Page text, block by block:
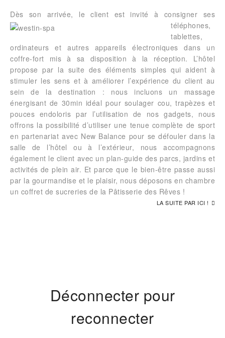
Dès son arrivée, le client est invité à consigner ses
téléphones,
tablettes,
ordinateurs et autres appareils électroniques dans un
coffre-fort mis à sa disposition à la réception. L’hôtel
propose par la suite des éléments simples qui aident à
stimuler les sens et à améliorer l’expérience du client au
sein de la destination : nous incluons un massage
énergisant de 30min idéal pour soulager cou, trapèzes et
pouces endoloris par l’utilisation de nos gadgets, nous
offrons la possibilité d’utiliser une tenue complète de sport
en partenariat avec New Balance pour se défouler dans la
salle de l’hôtel ou à l’extérieur, nous accompagnons
également le client avec un plan-guide des parcs, jardins et
activités de plein air. Et parce que le bien-être passe aussi
par la gourmandise et le plaisir, nous déposons en chambre
un coffret de sucreries de la Pâtisserie des Rêves !
LA SUITE PAR ICI !
Déconnecter pour
reconnecter